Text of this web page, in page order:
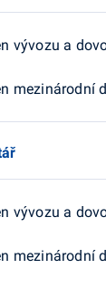
vývozu a
mezinárodní
vývozu a
mezinárodní